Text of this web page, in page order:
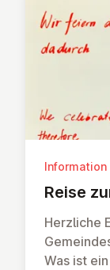
Information
Reise
Herzliche
Was ist